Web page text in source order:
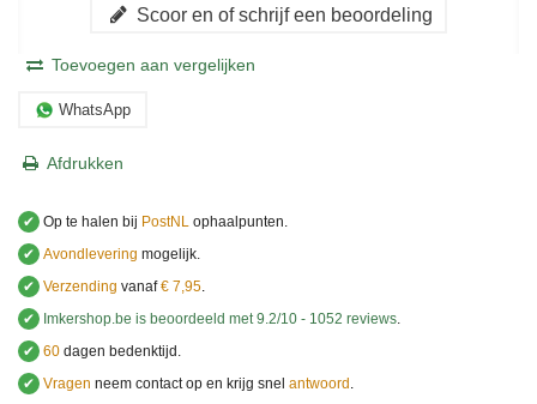
Scoor en of schrijf een beoordeling
Toevoegen aan vergelijken
WhatsApp
Afdrukken
✔ Op te halen bij PostNL ophaalpunten.
✔ Avondlevering mogelijk.
✔ Verzending vanaf€ 7,95.
✔
Imkershop.be is beoordeeld met9.2/10 - 1052 reviews.
✔ 60 dagen bedenktijd.
✔ Vragen neem contact op en krijg snel antwoord .